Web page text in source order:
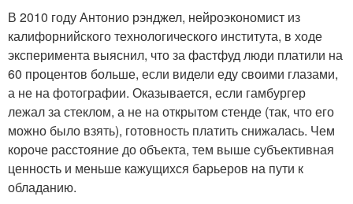
В 2010 году Антонио рэнджел, нейроэкономист из
калифорнийского технологического института, в ходе
эксперимента выяснил, что за фастфуд люди платили на
60 процентов больше, если видели еду своими глазами,
а не на фотографии. Оказывается, если гамбургер
лежал за стеклом, а не на открытом стенде (так, что его
можно было взять), готовность платить снижалась. Чем
короче расстояние до объекта, тем выше субъективная
ценность и меньше кажущихся барьеров на пути к
обладанию.